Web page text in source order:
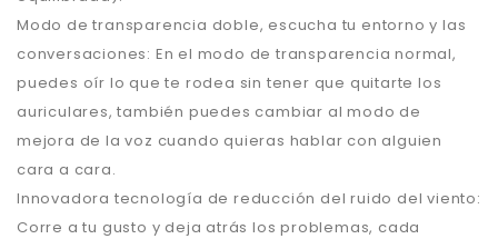
Modo de transparencia doble, escucha tu entorno y las
conversaciones: En el modo de transparencia normal,
puedes oír lo que te rodea sin tener que quitarte los
auriculares, también puedes cambiar al modo de
mejora de la voz cuando quieras hablar con alguien
cara a cara.
Innovadora tecnología de reducción del ruido del viento:
Corre a tu gusto y deja atrás los problemas, cada